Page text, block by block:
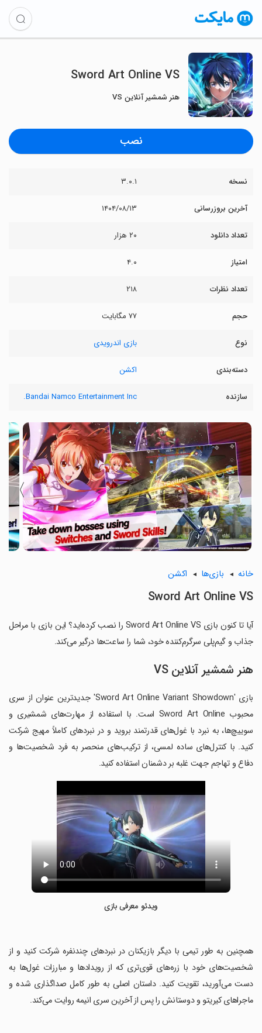
Sword Art Online VS
هنر شمشیر آنلاین VS
نصب
نسخه ۳.۰.۱
آخرین بروزرسانی ۱۴۰۴/۰۸/۱۳
تعداد دانلود ۲۰ هزار
امتیاز ۴.۰
تعداد نظرات ۲۱۸
حجم ۷۷ مگابایت
نوع بازی اندرویدی
دسته‌بندی اکشن
سازنده Bandai Namco Entertainment Inc.
〈
〉
خانه بازی‌ها اکشن
Sword Art Online VS
آیا تا کنون بازی Sword Art Online VS را نصب کرده‌اید؟ این بازی با مراحل
جذاب و گیم‌پلی سرگرم‌کننده خود، شما را ساعت‌ها درگیر می‌کند.
هنر شمشیر آنلاین VS
بازی 'Sword Art Online Variant Showdown' جدیدترین عنوان از سری
محبوب Sword Art Online است. با استفاده از مهارت‌های شمشیری و
سوییچ‌ها، به نبرد با غول‌های قدرتمند بروید و در نبردهای کاملاً مهیج شرکت
کنید. با کنترل‌های ساده لمسی، از ترکیب‌های منحصر به فرد شخصیت‌ها و
دفاع و تهاجم جهت غلبه بر دشمنان استفاده کنید.
ویدئو معرفی بازی
‏همچنین به طور تیمی با دیگر بازیکنان در نبردهای چندنفره شرکت کنید و از
شخصیت‌های خود با زره‌های قوی‌تری که از رویدادها و مبارزات غول‌ها به
دست می‌آورید، تقویت کنید. داستان اصلی به طور کامل صداگذاری شده و
ماجراهای کیریتو و دوستانش را پس از آخرین سری انیمه روایت می‌کند.